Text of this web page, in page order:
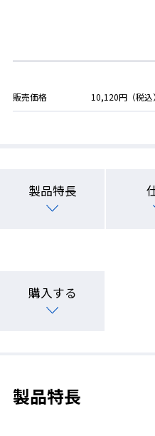
販売価格 10,120円（税込）
製品特長
購入する
製品特長